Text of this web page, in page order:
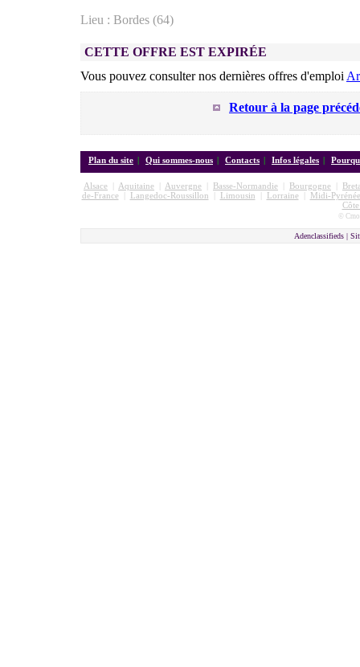
Lieu : Bordes (64)
CETTE OFFRE EST EXPIRÉE
Vous pouvez consulter nos dernières offres d'emploi
Retour à la page
Plan du site | Qui sommes-nous | Contacts | Infos légales |
Alsace Aquitaine Auvergne Basse-Normandie Bourgogne
de-France| Langedoc-Roussillon Limousin Lorraine|
Midi-
©
Adenclassifieds |